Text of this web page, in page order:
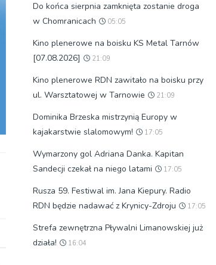
Do końca sierpnia zamknięta zostanie droga
w Chomranicach
05:05
Kino plenerowe na boisku KS Metal Tarnów
[07.08.2026]
21:09
Kino plenerowe RDN zawitało na boisku przy
ul. Warsztatowej w Tarnowie
21:09
Dominika Brzeska mistrzynią Europy w
kajakarstwie slalomowym!
17:05
Wymarzony gol Adriana Danka. Kapitan
Sandecji czekał na niego latami
17:05
Rusza 59. Festiwal im. Jana Kiepury. Radio
RDN będzie nadawać z Krynicy-Zdroju
17:05
Strefa zewnętrzna Pływalni Limanowskiej już
działa!
16:04